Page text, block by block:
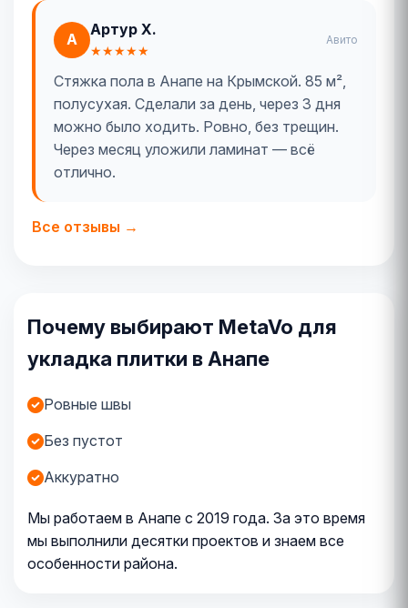
А
Артур Х.
★★★★★
Авито
Стяжка пола в Анапе на Крымской. 85 м²,
полусухая. Сделали за день, через 3 дня
можно было ходить. Ровно, без трещин.
Через месяц уложили ламинат — всё
отлично.
Все отзывы →
Почему выбирают MetaVo для
укладка плитки в Анапе
Ровные швы
Без пустот
Аккуратно
Мы работаем в Анапе с 2019 года. За это время
мы выполнили десятки проектов и знаем все
особенности района.